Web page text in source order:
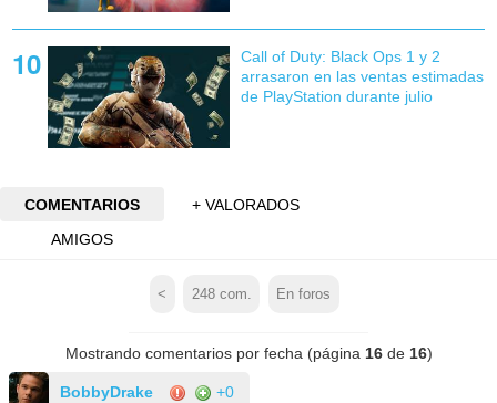
Call of Duty: Black Ops 1 y 2
arrasaron en las ventas estimadas
de PlayStation durante julio
COMENTARIOS
+ VALORADOS
AMIGOS
< 248com. En foros
Mostrando comentarios por fecha (página 16de 16)
BobbyDrake +0